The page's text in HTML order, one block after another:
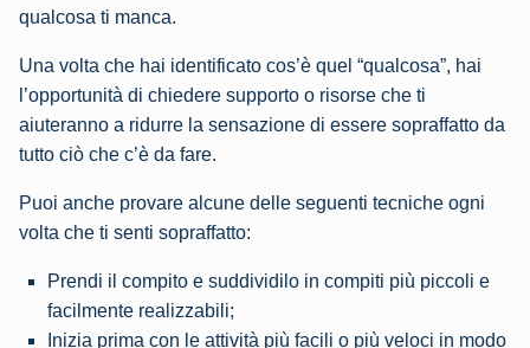
qualcosa ti manca.
Una volta che hai identificato cos’è quel “qualcosa”, hai
l’opportunità di chiedere supporto o risorse che ti
aiuteranno a ridurre la sensazione di essere sopraffatto da
tutto ciò che c’è da fare.
Puoi anche provare alcune delle seguenti tecniche ogni
volta che ti senti sopraffatto:
Prendi il compito e suddividilo in compiti più piccoli e
facilmente realizzabili;
Inizia prima con le attività più facili o più veloci in modo